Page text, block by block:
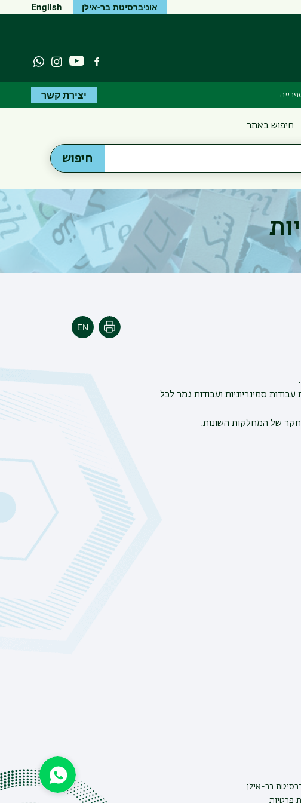
אוניברסיטת בר-אילן English
פייסבוקיוטיוב Instagram
יצירת קשר
חיפוש באתר
חיפוש
הדפסה
סמינריוניות ועבודות גמר לכל
של המחלקות השונות.
בר-אילן
פרטיות